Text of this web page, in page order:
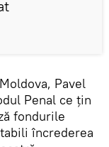
Pavel
Penal ce țin
fondurile
încrederea